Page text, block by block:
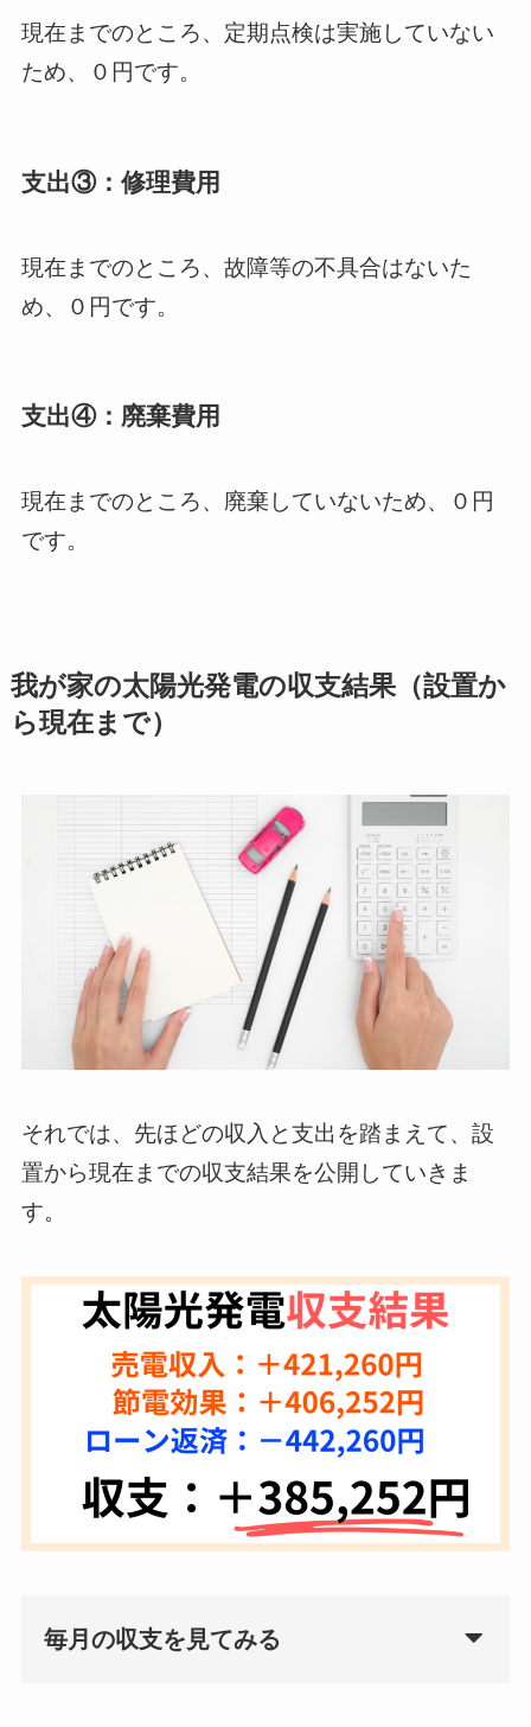
現在までのところ、定期点検は実施していない
ため、０円です。
支出③：修理費用
現在までのところ、故障等の不具合はないた
め、０円です。
支出④：廃棄費用
現在までのところ、廃棄していないため、０円
です。
我が家の太陽光発電の収支結果（設置か
ら現在まで）
それでは、先ほどの収入と支出を踏まえて、設
置から現在までの収支結果を公開していきま
す。
毎月の収支を見てみる